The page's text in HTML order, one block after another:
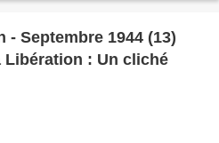
Septembre 1944 (13)
Libération : Un cliché